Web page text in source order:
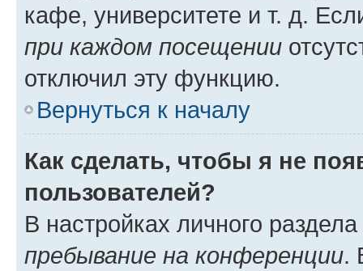
кафе, университете и т. д.
при каждом посещении
отключил эту функцию.
Вернуться к началу
Как сделать, чтобы я не
пользователей?
В настройках личного
пребывание на конференции.